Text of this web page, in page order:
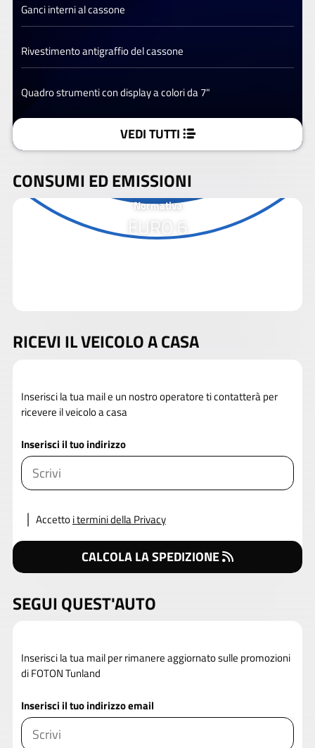
Ganci interni al cassone
Rivestimento antigraffio del cassone
Quadro strumenti con display a colori da 7"
VEDI TUTTI
CONSUMI ED EMISSIONI
Normativa
EURO 6
RICEVI IL VEICOLO A CASA
Inserisci la tua mail e un nostro operatore ti contatterà per
ricevere il veicolo a casa
Inserisci il tuo indirizzo
Accettoi termini della Privacy
CALCOLA LA SPEDIZIONE
SEGUI QUEST'AUTO
Inserisci la tua mail per rimanere aggiornato sulle promozioni
di FOTON Tunland
Inserisci il tuo indirizzo email